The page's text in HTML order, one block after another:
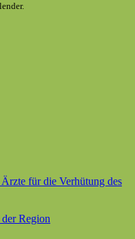
für die Verhütung des
Region